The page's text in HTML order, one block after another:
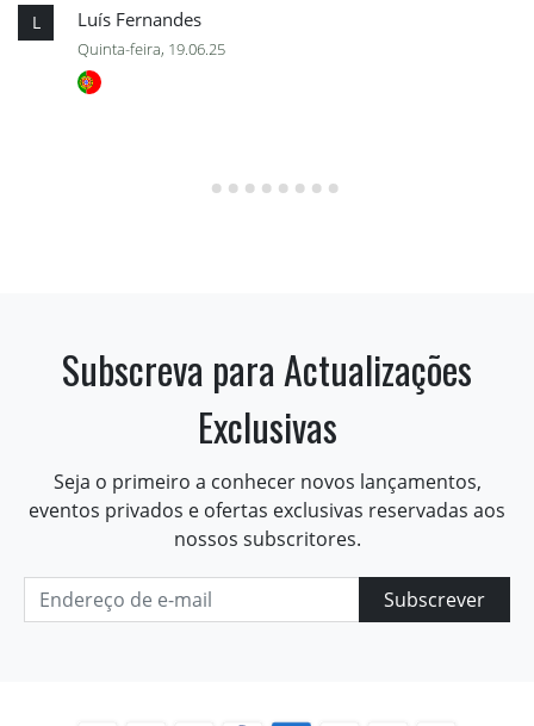
L Luís Fernandes
Quinta-feira, 19.06.25
Subscreva para Actualizações
Exclusivas
Seja o primeiro a conhecer novos lançamentos,
eventos privados e ofertas exclusivas reservadas aos
nossos subscritores.
Subscrever